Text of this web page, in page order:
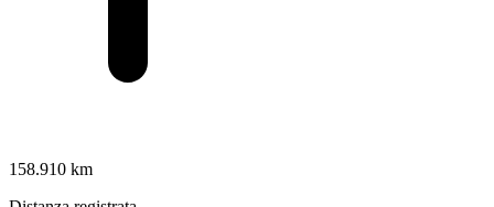
158.910 km